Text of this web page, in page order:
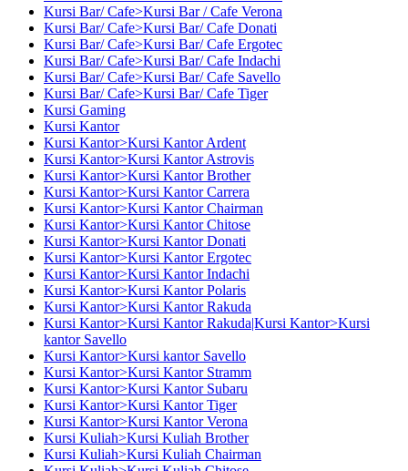
Kursi Bar/ Cafe>Kursi Bar / Cafe Verona
Kursi Bar/ Cafe>Kursi Bar/ Cafe Donati
Kursi Bar/ Cafe>Kursi Bar/ Cafe Ergotec
Kursi Bar/ Cafe>Kursi Bar/ Cafe Indachi
Kursi Bar/ Cafe>Kursi Bar/ Cafe Savello
Kursi Bar/ Cafe>Kursi Bar/ Cafe Tiger
Kursi Gaming
Kursi Kantor
Kursi Kantor>Kursi Kantor Ardent
Kursi Kantor>Kursi Kantor Astrovis
Kursi Kantor>Kursi Kantor Brother
Kursi Kantor>Kursi Kantor Carrera
Kursi Kantor>Kursi Kantor Chairman
Kursi Kantor>Kursi Kantor Chitose
Kursi Kantor>Kursi Kantor Donati
Kursi Kantor>Kursi Kantor Ergotec
Kursi Kantor>Kursi Kantor Indachi
Kursi Kantor>Kursi Kantor Polaris
Kursi Kantor>Kursi Kantor Rakuda
Kursi Kantor>Kursi Kantor Rakuda|Kursi Kantor>Kursi
kantor Savello
Kursi Kantor>Kursi kantor Savello
Kursi Kantor>Kursi Kantor Stramm
Kursi Kantor>Kursi Kantor Subaru
Kursi Kantor>Kursi Kantor Tiger
Kursi Kantor>Kursi Kantor Verona
Kursi Kuliah>Kursi Kuliah Brother
Kursi Kuliah>Kursi Kuliah Chairman